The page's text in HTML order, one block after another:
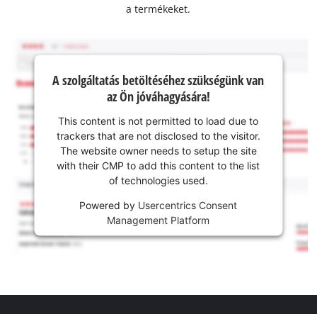
a termékeket.
A szolgáltatás betöltéséhez szükségünk van
az Ön jóváhagyására!
This content is not permitted to load due to
trackers that are not disclosed to the visitor.
The website owner needs to setup the site
with their CMP to add this content to the list
of technologies used.
Powered by Usercentrics Consent
Management Platform